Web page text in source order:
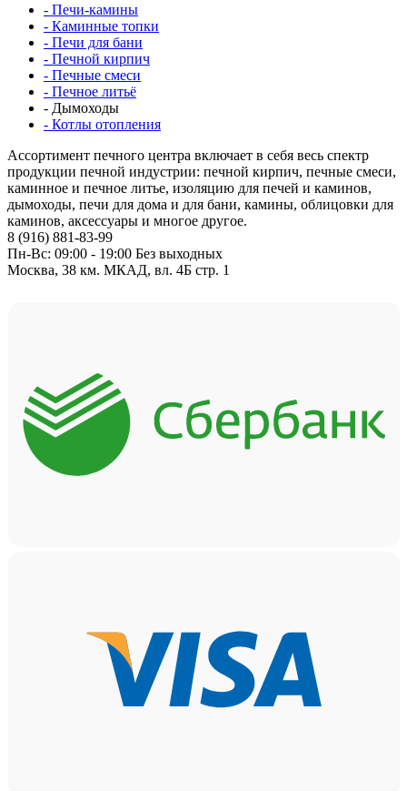
- Печи-камины
- Каминные топки
- Печи для бани
- Печной кирпич
- Печные смеси
- Печное литьё
- Дымоходы
- Котлы отопления
Ассортимент печного центра включает в себя весь спектр
продукции печной индустрии: печной кирпич, печные смеси,
каминное и печное литье, изоляцию для печей и каминов,
дымоходы, печи для дома и для бани, камины, облицовки для
каминов, аксессуары и многое другое.
8 (916) 881-83-99
Пн-Вс: 09:00 - 19:00 Без выходных
Москва, 38 км. МКАД, вл. 4Б стр. 1